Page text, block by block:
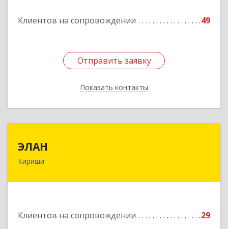
Клиентов на сопровождении 49
Отправить заявку
Показать контакты
Подробнее
Отправить заявку
Назад
ЭЛАН
Кириши
Клиентов на сопровождении 29
187110, Ленинградская обл, Кириши г, Ленина